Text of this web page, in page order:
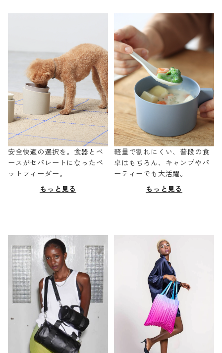
安全快適の選択を。食器とベ
ースがセパレートになったペ
ットフィーダー。
もっと見る
軽量で割れにくい、普段の食
卓はもちろん、キャンプやパ
ーティーでも大活躍。
もっと見る